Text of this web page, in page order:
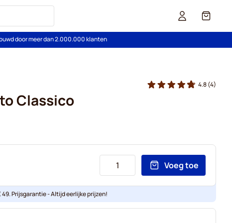
Cart
door meer dan 2.000.000 klanten
Classico
4.8(4)
Voeg toe
Prijsgarantie - Altijd eerlijke prijzen!